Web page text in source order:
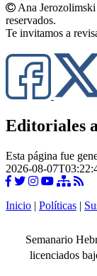
Ana
reservados.
Te invitamos a
Editoriales
Esta página fue
2026-08-
Inicio | Políticas |
Semanario
licenciados